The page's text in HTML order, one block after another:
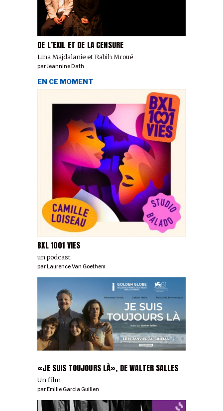
DE L’EXIL ET DE LA CENSURE
Lina Majdalanie et Rabih Mroué
parJeannine Dath
BXL 1001 VIES
un podcast
EN CE MOMENT
par Laurence Van Goethem
«JE SUIS TOUJOURS LÀ», DE WALTER SALLES
Un film
par Emilie Garcia Guillen